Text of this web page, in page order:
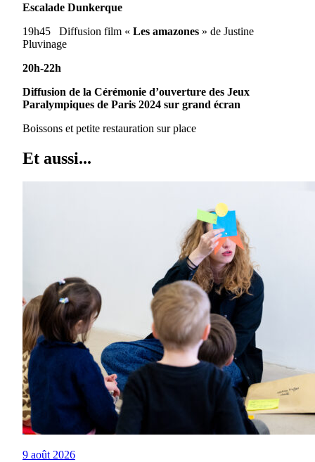
Escalade Dunkerque
19h45 Diffusion film « Les amazones » de Justine
Pluvinage
20h-22h
Diffusion de la Cérémonie d’ouverture des Jeux
Paralympiques de Paris 2024 sur grand écran
Boissons et petite restauration sur place
Et aussi...
9 août 2026